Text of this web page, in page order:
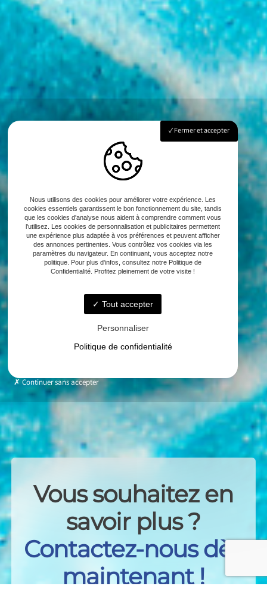
Vous souhaitez en
savoir plus ?
Contactez-nous dès
maintenant !
Fermer et accepter
Nous utilisons des cookies pour améliorer votre expérience. Les
cookies essentiels garantissent le bon fonctionnement du site, tandis
que les cookies d'analyse nous aident à comprendre comment vous
l'utilisez. Les cookies de personnalisation et publicitaires permettent
une expérience plus adaptée à vos préférences et peuvent afficher
des annonces pertinentes. Vous contrôlez vos cookies via les
paramètres du navigateur. En continuant, vous acceptez notre
politique. Pour plus d'infos, consultez notre Politique de
Confidentialité. Profitez pleinement de votre visite !
Tout accepter
Personnaliser
Politique de confidentialité
Continuer sans accepter